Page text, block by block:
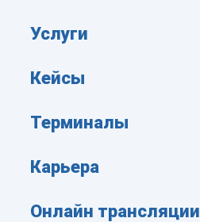
Услуги
Кейсы
Терминалы
Карьера
Онлайн трансляции